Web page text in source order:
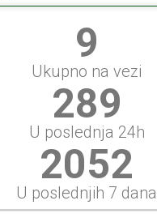
10
Ukupno na vezi
310
U poslednja 24h
2199
U poslednjih 7 dana